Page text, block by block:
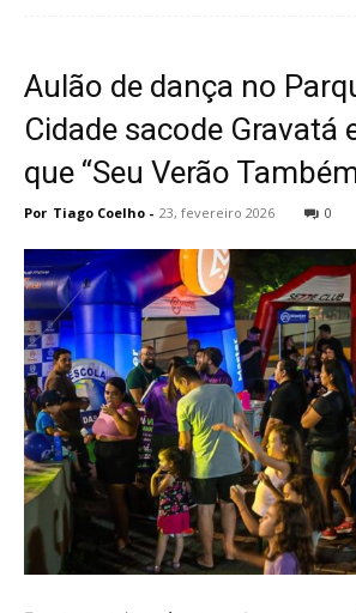
Aulão de dança no
Cidade sacode Gravatá
que “Seu Verão
Por Tiago Coelho - 23, fevereiro 2026 0